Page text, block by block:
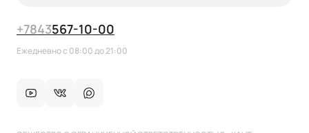
+7843567-10-00
Ежедневно с 08:00 до 21:00